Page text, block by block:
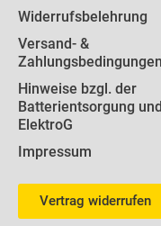
Widerrufsbelehrung
Versand- &
Zahlungsbedingungen
Hinweise bzgl. der
Batterientsorgung
ElektroG
Impressum
Vertrag widerrufen